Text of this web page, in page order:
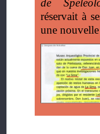
de
réservait à
une